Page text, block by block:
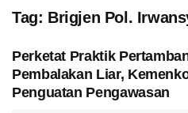
Tag: Brigjen Pol.
Perketat Praktik
Pembalakan Liar,
Penguatan Pengawasan